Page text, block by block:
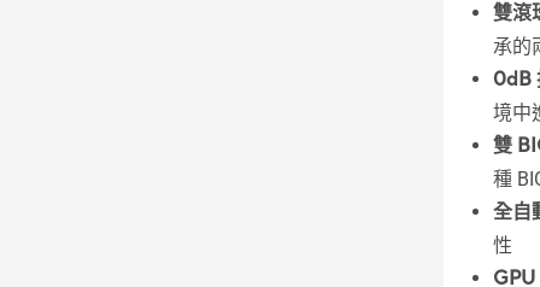
雙滾
承的
0dB
境中
雙
種
全自
性
GPU